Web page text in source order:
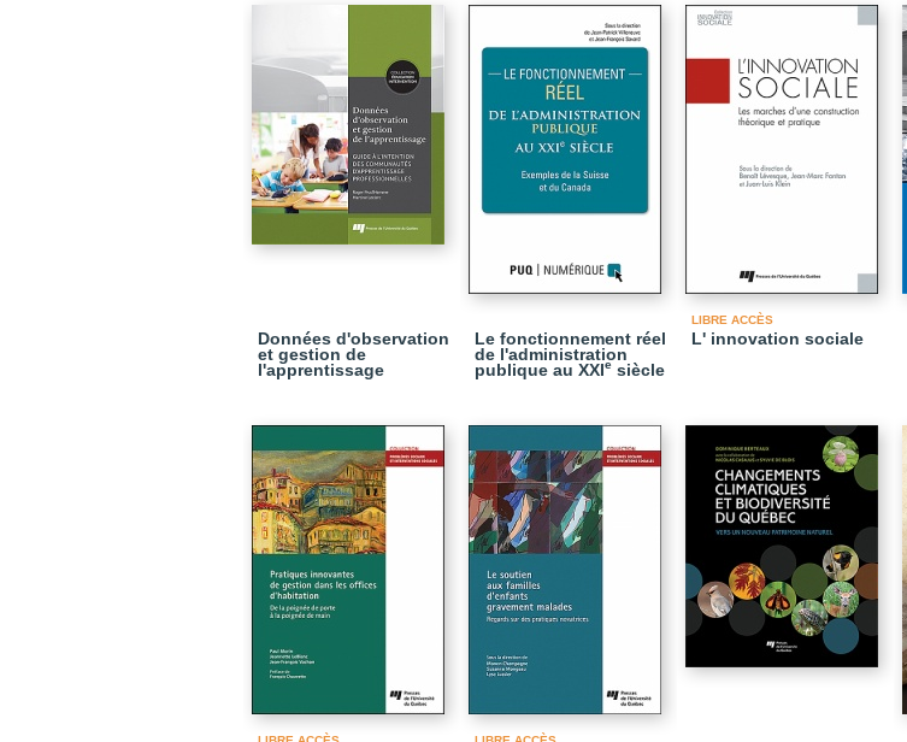
Données d'observation
et gestion de
l'apprentissage
Le fonctionnement réel
de l'administration
publique au XXIe siècle
LIBRE ACCÈS
L' innovation sociale